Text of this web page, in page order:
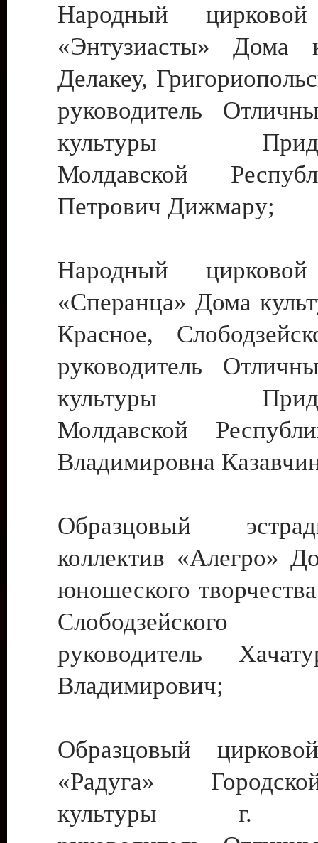
Народный цирковой
«Энтузиасты» Дома
Делакеу,
руководитель
культуры
Молдавской
Петрович Дижмару;
Народный цирковой
«Сперанца» Дома
Красное,
руководитель
культуры
Молдавской
Владимировна
Образцовый
коллектив «Алегро»
юношеского
руководитель
Владимирович;
Образцовый
«Радуга»
культуры г.